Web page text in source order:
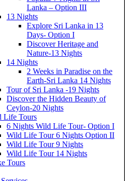
Lanka – Option III
13 Nights
Explore Sri Lanka in 13
Days- Option I
Discover Heritage and
Nature-13 Nights
14 Nights
2 Weeks in Paradise on the
Earth-Sri Lanka 14 Nights
Tour of Sri Lanka -19 Nights
Discover the Hidden Beauty of
Ceylon-20 Nights
Life Tours
6 Nights Wild Life Tour- Option I
Wild Life Tour 6 Nights Option II
Wild Life Tour 9 Nights
Wild Life Tour 14 Nights
Tours